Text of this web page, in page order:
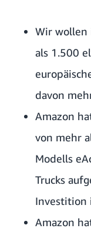
Wir wollen
als 1.500
davon
Amazon
von mehr
Modells
Trucks
Investition
Amazon